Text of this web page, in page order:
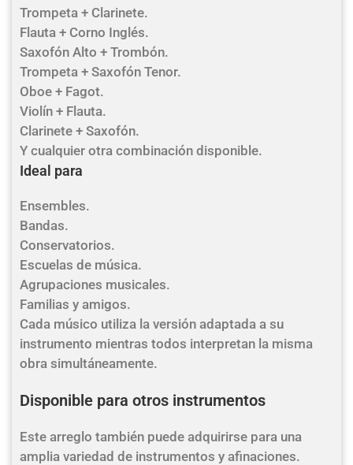
Trompeta + Clarinete.
Flauta + Corno Inglés.
Saxofón Alto + Trombón.
Trompeta + Saxofón Tenor.
Oboe + Fagot.
Violín + Flauta.
Clarinete + Saxofón.
Y cualquier otra combinación disponible.
Ideal para
Ensembles.
Bandas.
Conservatorios.
Escuelas de música.
Agrupaciones musicales.
Familias y amigos.
Cada músico utiliza la versión adaptada a su
instrumento mientras todos interpretan la misma
obra simultáneamente.
Disponible para otros instrumentos
Este arreglo también puede adquirirse para una
amplia variedad de instrumentos y afinaciones.